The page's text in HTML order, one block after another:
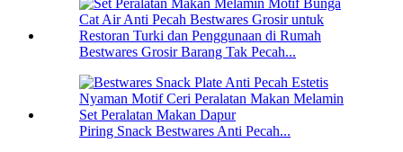
Bestwares Grosir Barang Tak Pecah...
Piring Snack Bestwares Anti Pecah...